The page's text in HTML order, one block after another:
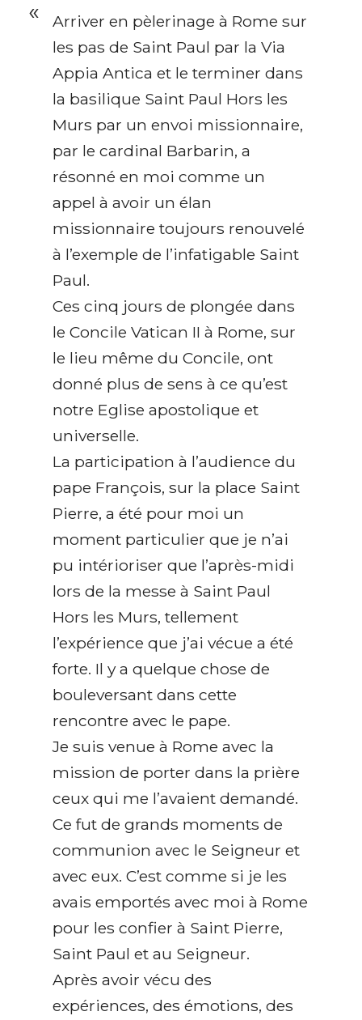
Arriver en pèlerinage à Rome sur
les pas de Saint Paul par la Via
Appia Antica et le terminer dans
la basilique Saint Paul Hors les
Murs par un envoi missionnaire,
par le cardinal Barbarin, a
résonné en moi comme un
appel à avoir un élan
missionnaire toujours renouvelé
à l’exemple de l’infatigable Saint
Paul.
Ces cinq jours de plongée dans
le Concile Vatican II à Rome, sur
le lieu même du Concile, ont
donné plus de sens à ce qu’est
notre Eglise apostolique et
universelle.
La participation à l’audience du
pape François, sur la place Saint
Pierre, a été pour moi un
moment particulier que je n’ai
pu intérioriser que l’après-midi
lors de la messe à Saint Paul
Hors les Murs, tellement
l’expérience que j’ai vécue a été
forte. Il y a quelque chose de
bouleversant dans cette
rencontre avec le pape.
Je suis venue à Rome avec la
mission de porter dans la prière
ceux qui me l’avaient demandé.
Ce fut de grands moments de
communion avec le Seigneur et
avec eux. C’est comme si je les
avais emportés avec moi à Rome
pour les confier à Saint Pierre,
Saint Paul et au Seigneur.
Après avoir vécu des
expériences, des émotions, des